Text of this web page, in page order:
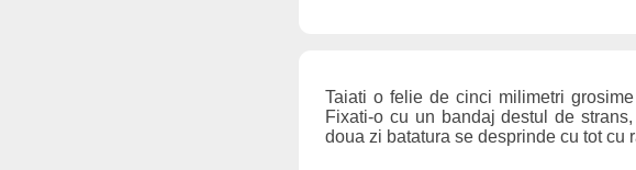
Taiati o felie de cinci milimetri
Fixati-o cu un bandaj destul de
doua zi batatura se desprinde cu tot cu